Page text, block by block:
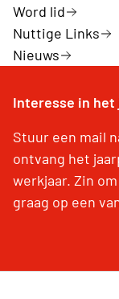
Word lid
Nuttige Links
Nieuws
Interesse in het
Stuur een mail
ontvang het
werkjaar. Zin
graag op een